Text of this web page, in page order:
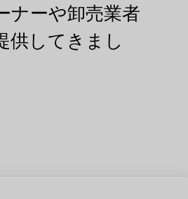
ナーや卸売業者
供してきまし